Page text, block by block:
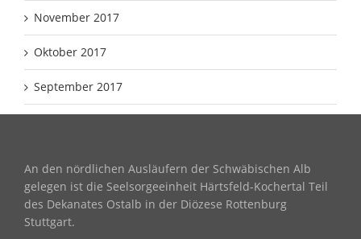
November 2017
Oktober 2017
September 2017
An den nördlichen Ausläufern der Schwäbischen Alb
gelegen ist die Seelsorgeeinheit Härtsfeld-Kochertal Teil
des Dekanates Ostalb in der Diözese Rottenburg
Stuttgart.